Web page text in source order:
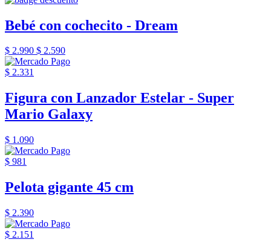
Bebé con cochecito - Dream
$ 2.990 $ 2.590
$ 2.331
Figura con Lanzador Estelar - Super
Mario Galaxy
$ 1.090
$ 981
Pelota gigante 45 cm
$ 2.390
$ 2.151